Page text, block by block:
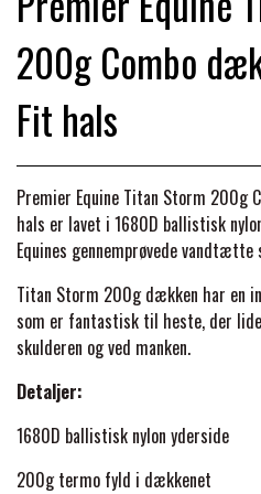
TERAPI
HUER &
BØRN &
TILSKUD &
STALD
SKO &
VOGNE &
TRAV
PREMIER EQUINE
PREMIER EQUINE
PREMIER EQUINE
PREMIER EQUINE
PREMIER EQUINE
PREMIER EQUINE
CARR &
200g Combo
Fit hals
Premier Equine Titan Storm 200g
hals er lavet i 1680D ballistisk
Equines gennemprøvede vandtætte
Titan Storm 200g dækken har en
som er fantastisk til heste, der
skulderen og ved manken.
Detaljer:
1680D ballistisk nylon yderside
200g termo fyld i dækkenet